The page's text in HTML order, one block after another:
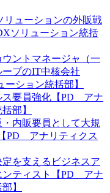
リューションの外販戦
ソリューション統括
ウントマネージャ（一
プのIT中核会社
ション統括部】
ス要員強化【PD アナ
部】
・内販要員として大規
PD アナリティクス
定を支えるビジネスア
ンティスト【PD アナ
】